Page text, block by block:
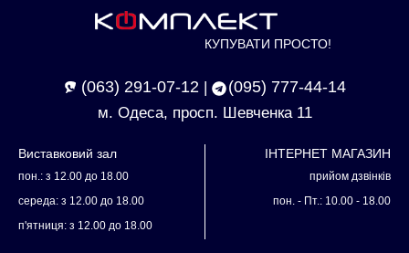
КУПУВАТИ ПРОСТО!
(063) 291-07-12 (095) 777-44-14
м. Одеса, просп. Шевченка 11
Виставковий зал
пон.: з 12.00 до 18.00
середа: з 12.00 до 18.00
п'ятниця: з 12.00 до 18.00
ІНТЕРНЕТ МАГАЗИН
прийом дзвінків
пон. - Пт.: 10.00 - 18.00